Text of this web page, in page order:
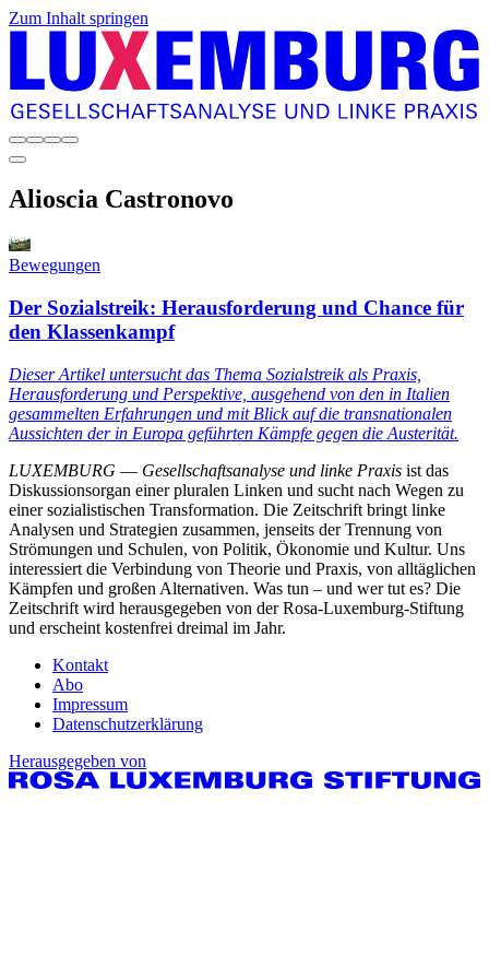
Zum Inhalt springen
Alioscia Castronovo
Bewegungen
Der Sozialstreik: Herausforderung und Chance für
den Klassenkampf
Dieser Artikel untersucht das Thema Sozialstreik als Praxis,
Herausforderung und Perspektive, ausgehend von den in Italien
gesammelten Erfahrungen und mit Blick auf die transnationalen
Aussichten der in Europa geführten Kämpfe gegen die Austerität.
LUXEMBURG — Gesellschaftsanalyse und linke Praxis ist das
Diskussionsorgan einer pluralen Linken und sucht nach Wegen zu
einer sozialistischen Transformation. Die Zeitschrift bringt linke
Analysen und Strategien zusammen, jenseits der Trennung von
Strömungen und Schulen, von Politik, Ökonomie und Kultur. Uns
interessiert die Verbindung von Theorie und Praxis, von alltäglichen
Kämpfen und großen Alternativen. Was tun – und wer tut es? Die
Zeitschrift wird herausgegeben von der Rosa-Luxemburg-Stiftung
und erscheint kostenfrei dreimal im Jahr.
Kontakt
Abo
Impressum
Datenschutzerklärung
Herausgegeben von